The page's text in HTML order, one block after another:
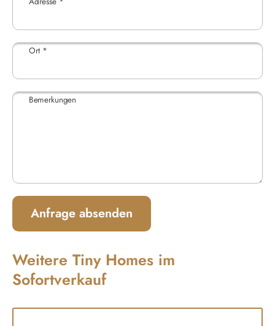
Ort *
Bemerkungen
Anfrage absenden
Weitere Tiny Homes im
Sofortverkauf